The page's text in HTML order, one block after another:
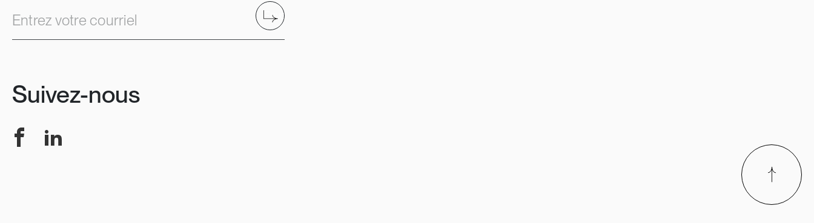
Entrez votre courriel Envoyer
Suivez-nous
FacebookLinkedIn